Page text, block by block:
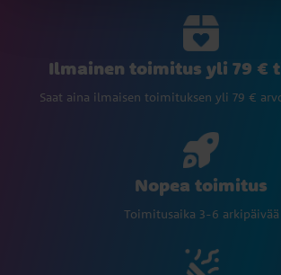
Ilmainen toimitus yli 79 €
Saat aina ilmaisen toimituksen yli 79 €
Nopea toimitus
Toimitusaika 3-6 arkipäivää